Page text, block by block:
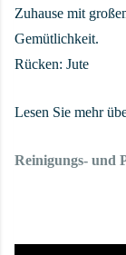
Zuhause mit
Gemütlichkeit.
Rücken: Jute
Lesen Sie mehr
Reinigungs- und